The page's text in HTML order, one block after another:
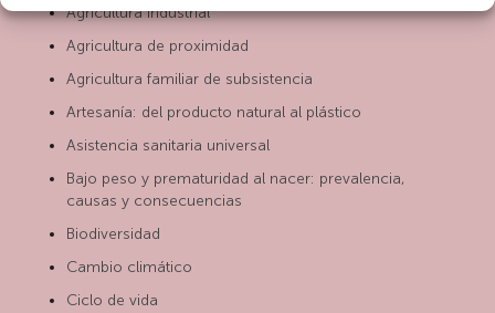
Agricultura Industrial
Agricultura de proximidad
Agricultura familiar de subsistencia
Artesanía: del producto natural al plástico
Asistencia sanitaria universal
Bajo peso y prematuridad al nacer: prevalencia,
causas y consecuencias
Biodiversidad
Cambio climático
Ciclo de vida